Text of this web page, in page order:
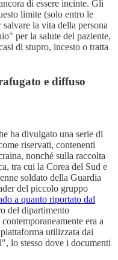
di essere incinte. Gli
limite (solo entro le
la vita della persona
per la salute del paziente,
di stupro, incesto o tratta
e diffuso
ha divulgato una serie di
riservati, contenenti
nonché sulla raccolta
tra cui la Corea del Sud e
soldato della Guardia
del piccolo gruppo
a quanto riportato dal
del dipartimento
era a
utilizzata dai
lo stesso dove i documenti